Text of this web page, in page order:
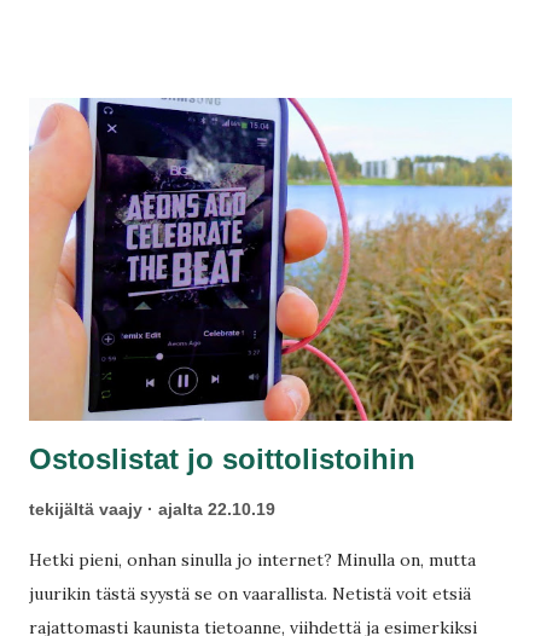
lomiani.
Ostoslistat jo soittolistoihin
tekijältä vaajy ajalta 22.10.19
Hetki pieni, onhan sinulla jo internet? Minulla on, mutta
juurikin tästä syystä se on vaarallista. Netistä voit etsiä
rajattomasti kaunista tietoanne, viihdettä ja esimerkiksi